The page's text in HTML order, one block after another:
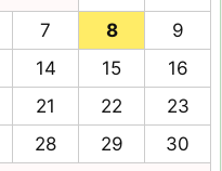
7 8
9
14 15
16
21 22
23
28 29
30